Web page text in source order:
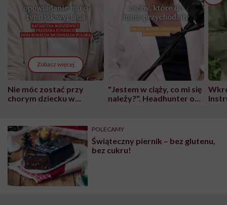
Zobacz więcej
Nie móc zostać przy
chorym dziecku w
może chyba tylko
głupota i brak
wyobraźni"
"Jestem w ciąży, co mi się
należy?". Headhunter o
pracy
POLECAMY
Świąteczny piernik – bez glutenu,
bez cukru!